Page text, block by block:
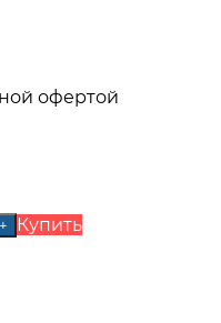
офертой
+
Купить